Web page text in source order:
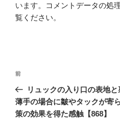
います。
コメントデータの処
覧ください。
投
ナ
ビ
前
の
投
稿
前
リュックの入り口の表地
薄手の場合に皺やタックが寄
策の効果を得た感触【868】